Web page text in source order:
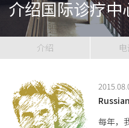
介绍国际诊疗中
介绍
每年，